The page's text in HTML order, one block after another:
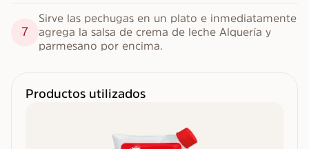
7
Sirve las pechugas en un plato e inmediatamente
agrega la salsa de crema de leche Alquería y
parmesano por encima.
Productos utilizados